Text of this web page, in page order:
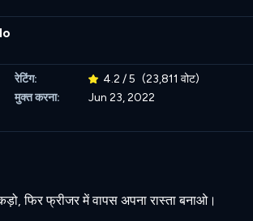
रेटिंग: 4.2 / 5 (23,811 वोट)
मुक्त करना:
Jun 23, 2022
फिर फ्रीजर में वापस अपना रास्ता बनाओ।